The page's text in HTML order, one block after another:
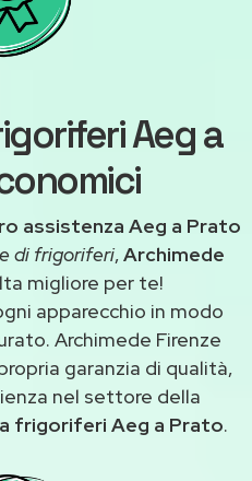
Aeg a
assistenza Aeg a Prato
di frigoriferi,Archimede
migliore per te!
apparecchio in modo
Archimede Firenze
garanzia di qualità,
nel settore della
frigoriferi Aeg a Prato.